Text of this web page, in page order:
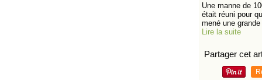
Une manne de
était réuni pour
mené une
Lire la suite
Partager cet